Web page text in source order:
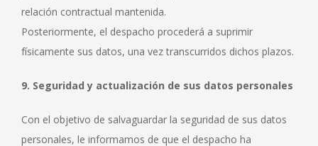
relación contractual mantenida.
Posteriormente, el despacho procederá a suprimir
físicamente sus datos, una vez transcurridos dichos plazos.
9. Seguridad y actualización de sus datos personales
Con el objetivo de salvaguardar la seguridad de sus datos
personales, le informamos de que el despacho ha